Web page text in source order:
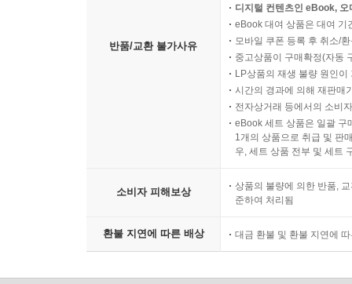
반품/교환 불가사유
디지털 컨텐츠인 eBook,
eBook 대여 상품은 대여 기
모바일 쿠폰 등록 후 취소/
중고상품이 구매확정(자동
LP상품의 재생 불량 원인
시간의 경과에 의해 재판매
전자상거래 등에서의 소비
eBook 세트 상품은 일괄 구
1개의 상품으로 취급 및 판
우, 세트 상품 전부 및 세트
소비자 피해보상
상품의 불량에 의한 반품,
준하여 처리됨
환불 지연에 따른 배상 대금 환불 및 환불 지연에